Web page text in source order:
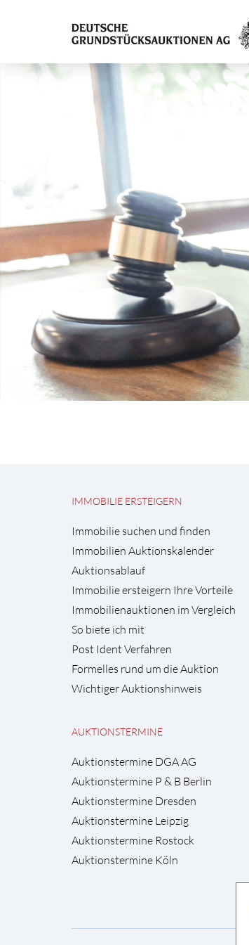
IMMOBILIE ERSTEIGERN
Immobilie suchen und finden
Immobilien Auktionskalender
Auktionsablauf
Immobilie ersteigern Ihre Vorteile
Immobilienauktionen im Vergleich
So biete ich mit
Post Ident Verfahren
Formelles rund um die Auktion
Wichtiger Auktionshinweis
AUKTIONSTERMINE
Auktionstermine DGA AG
Auktionstermine P & B Berlin
Auktionstermine Dresden
Auktionstermine Leipzig
Auktionstermine Rostock
Auktionstermine Köln